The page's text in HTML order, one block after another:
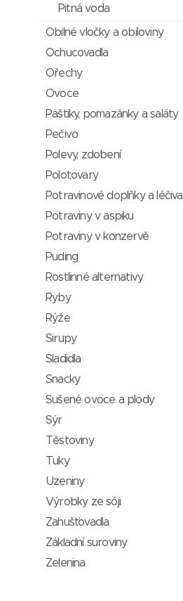
Pitná voda
Obilné vločky a obiloviny
Ochucovadla
Ořechy
Ovoce
Paštiky, pomazánky a saláty
Pečivo
Polevy, zdobení
Polotovary
Potravinové doplňky a léčiva
Potraviny v aspiku
Potraviny v konzervě
Puding
Rostlinné alternativy
Ryby
Rýže
Sirupy
Sladidla
Snacky
Sušené ovoce a plody
Sýr
Těstoviny
Tuky
Uzeniny
Výrobky ze sóji
Zahušťovadla
Základní suroviny
Zelenina